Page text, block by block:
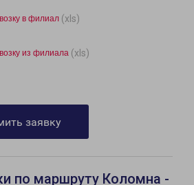
в филиал (xls)
из филиала (xls)
заявку
по маршруту Коломна -